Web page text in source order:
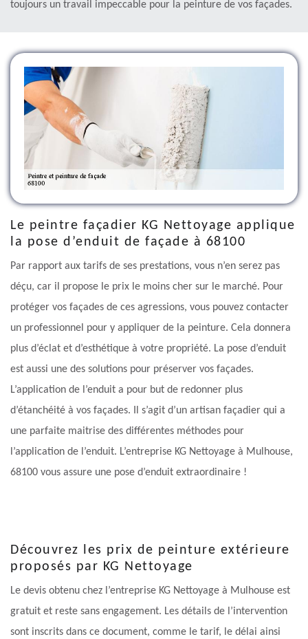
toujours un travail impeccable pour la peinture de vos façades.
Le peintre façadier KG Nettoyage applique
la pose d’enduit de façade à 68100
Par rapport aux tarifs de ses prestations, vous n’en serez pas
déçu, car il propose le prix le moins cher sur le marché. Pour
protéger vos façades de ces agressions, vous pouvez contacter
un professionnel pour y appliquer de la peinture. Cela donnera
plus d’éclat et d’esthétique à votre propriété. La pose d’enduit
est aussi une des solutions pour préserver vos façades.
L’application de l’enduit a pour but de redonner plus
d’étanchéité à vos façades. Il s’agit d’un artisan façadier qui a
une parfaite maitrise des différentes méthodes pour
l’application de l’enduit. L’entreprise KG Nettoyage à Mulhouse,
68100 vous assure une pose d’enduit extraordinaire !
Découvrez les prix de peinture extérieure
proposés par KG Nettoyage
Le devis obtenu chez l’entreprise KG Nettoyage à Mulhouse est
gratuit et reste sans engagement. Les détails de l’intervention
sont inscrits dans ce document, comme le tarif, le délai ainsi